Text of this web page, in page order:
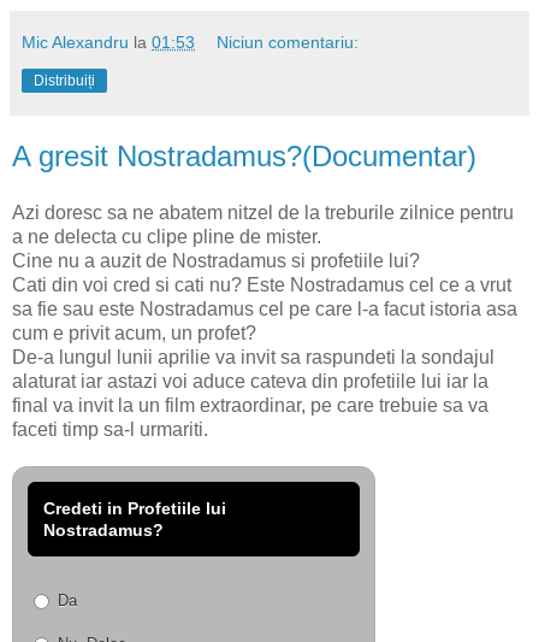
Mic Alexandru la 01:53 Niciun comentariu:
Distribuiți
A gresit Nostradamus?(Documentar)
Azi doresc sa ne abatem nitzel de la treburile zilnice pentru
a ne delecta cu clipe pline de mister.
Cine nu a auzit de Nostradamus si profetiile lui?
Cati din voi cred si cati nu? Este Nostradamus cel ce a vrut
sa fie sau este Nostradamus cel pe care l-a facut istoria asa
cum e privit acum, un profet?
De-a lungul lunii aprilie va invit sa raspundeti la sondajul
alaturat iar astazi voi aduce cateva din profetiile lui iar la
final va invit la un film extraordinar, pe care trebuie sa va
faceti timp sa-l urmariti.
Credeti in Profetiile lui
Nostradamus?
Da